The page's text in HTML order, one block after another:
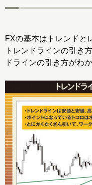
FXの基本はトレンドと
トレンドラインの引き
ドラインの引き方がわ